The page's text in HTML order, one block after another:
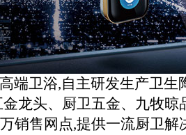
端卫浴,自主研发生产卫
龙头、厨卫五金、九牧晾
销售网点,提供一流厨卫解